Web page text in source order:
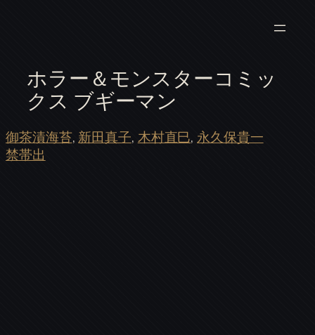
ホラー＆モンスターコミッ
クス ブギーマン
御茶漬海苔, 新田真子, 木村直巳, 永久保貴一
禁帯出